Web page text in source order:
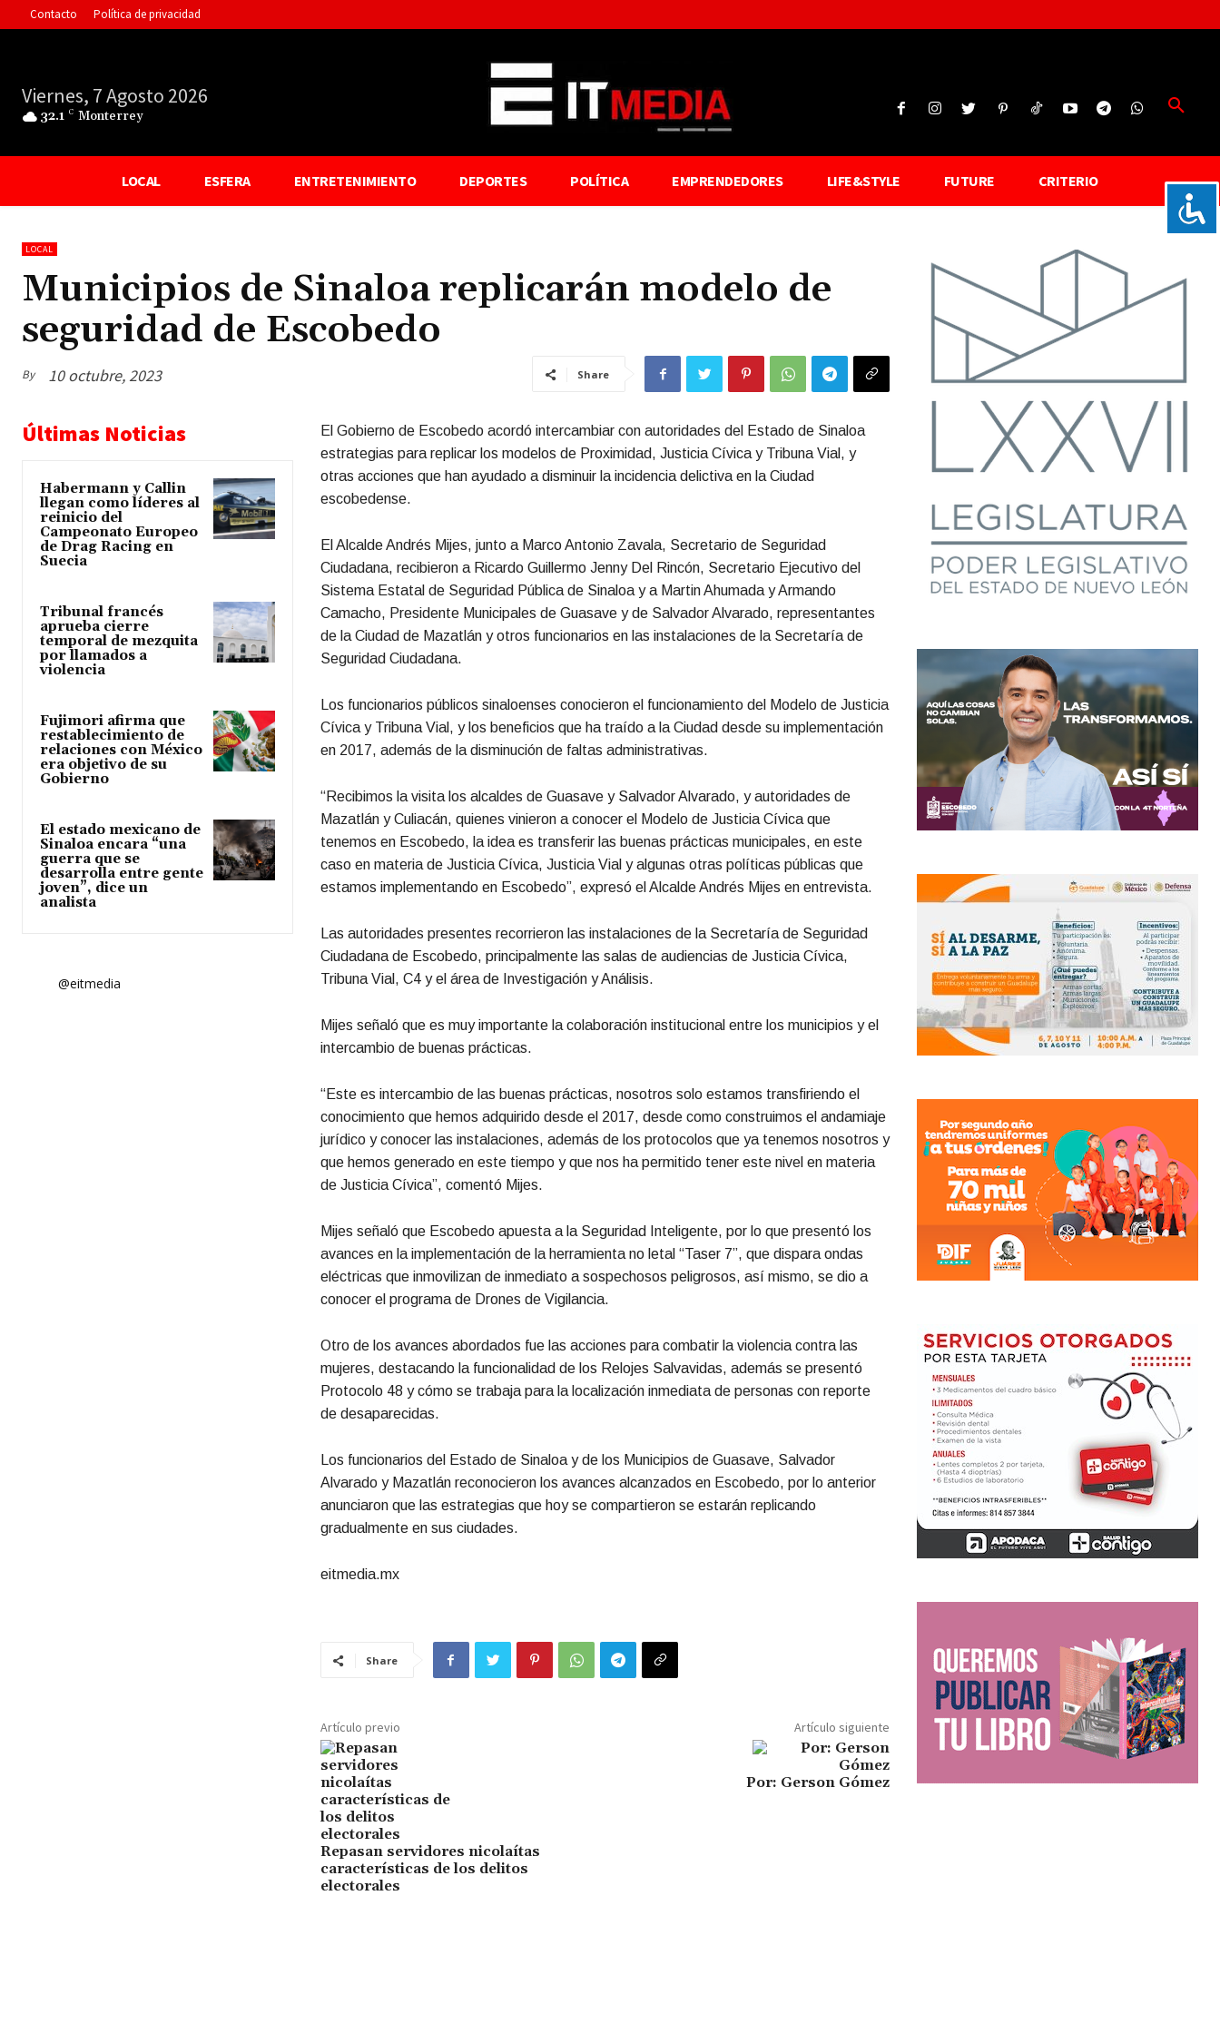
Contacto Política de privacidad
Viernes, 7 Agosto 2026
32.1 C Monterrey
LOCAL ESFERA ENTRETENIMIENTO DEPORTES POLÍTICA EMPRENDEDORES LIFE&STYLE FUTURE CRITERIO
LOCAL
Municipios de Sinaloa replicarán modelo de
seguridad de Escobedo
By 10 octubre, 2023 Share
Últimas Noticias
Habermann y Callin
llegan como líderes al
reinicio del
Campeonato Europeo
de Drag Racing en
Suecia
Tribunal francés
aprueba cierre
temporal de mezquita
por llamados a
violencia
Fujimori afirma que
restablecimiento de
relaciones con México
era objetivo de su
Gobierno
El estado mexicano de
Sinaloa encara “una
guerra que se
desarrolla entre gente
joven”, dice un
analista
@eitmedia
El Gobierno de Escobedo acordó intercambiar con autoridades del Estado de Sinaloa
estrategias para replicar los modelos de Proximidad, Justicia Cívica y Tribuna Vial, y
otras acciones que han ayudado a disminuir la incidencia delictiva en la Ciudad
escobedense.
El Alcalde Andrés Mijes, junto a Marco Antonio Zavala, Secretario de Seguridad
Ciudadana, recibieron a Ricardo Guillermo Jenny Del Rincón, Secretario Ejecutivo del
Sistema Estatal de Seguridad Pública de Sinaloa y a Martin Ahumada y Armando
Camacho, Presidente Municipales de Guasave y de Salvador Alvarado, representantes
de la Ciudad de Mazatlán y otros funcionarios en las instalaciones de la Secretaría de
Seguridad Ciudadana.
Los funcionarios públicos sinaloenses conocieron el funcionamiento del Modelo de Justicia
Cívica y Tribuna Vial, y los beneficios que ha traído a la Ciudad desde su implementación
en 2017, además de la disminución de faltas administrativas.
“Recibimos la visita los alcaldes de Guasave y Salvador Alvarado, y autoridades de
Mazatlán y Culiacán, quienes vinieron a conocer el Modelo de Justicia Cívica que
tenemos en Escobedo, la idea es transferir las buenas prácticas municipales, en este
caso en materia de Justicia Cívica, Justicia Vial y algunas otras políticas públicas que
estamos implementando en Escobedo”, expresó el Alcalde Andrés Mijes en entrevista.
Las autoridades presentes recorrieron las instalaciones de la Secretaría de Seguridad
Ciudadana de Escobedo, principalmente las salas de audiencias de Justicia Cívica,
Tribuna Vial, C4 y el área de Investigación y Análisis.
Mijes señaló que es muy importante la colaboración institucional entre los municipios y el
intercambio de buenas prácticas.
“Este es intercambio de las buenas prácticas, nosotros solo estamos transfiriendo el
conocimiento que hemos adquirido desde el 2017, desde como construimos el andamiaje
jurídico y conocer las instalaciones, además de los protocolos que ya tenemos nosotros y
que hemos generado en este tiempo y que nos ha permitido tener este nivel en materia
de Justicia Cívica”, comentó Mijes.
Mijes señaló que Escobedo apuesta a la Seguridad Inteligente, por lo que presentó los
avances en la implementación de la herramienta no letal “Taser 7”, que dispara ondas
eléctricas que inmovilizan de inmediato a sospechosos peligrosos, así mismo, se dio a
conocer el programa de Drones de Vigilancia.
Otro de los avances abordados fue las acciones para combatir la violencia contra las
mujeres, destacando la funcionalidad de los Relojes Salvavidas, además se presentó
Protocolo 48 y cómo se trabaja para la localización inmediata de personas con reporte
de desaparecidas.
Los funcionarios del Estado de Sinaloa y de los Municipios de Guasave, Salvador
Alvarado y Mazatlán reconocieron los avances alcanzados en Escobedo, por lo anterior
anunciaron que las estrategias que hoy se compartieron se estarán replicando
gradualmente en sus ciudades.
eitmedia.mx
Share
Artículo previo
Repasan servidores nicolaítas
características de los delitos
electorales
Artículo siguiente
Por: Gerson Gómez